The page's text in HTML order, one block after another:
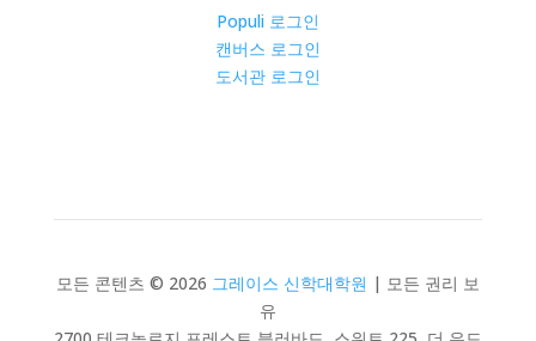
Populi 로그인
캔버스 로그인
도서관 로그인
모든 콘텐츠 © 2026 그레이스 신학대학원 | 모든 권리 보
유